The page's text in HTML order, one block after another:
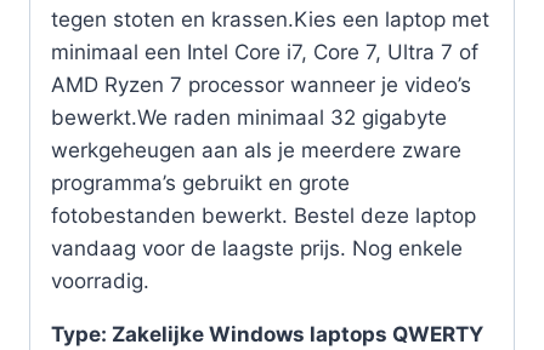
tegen stoten en krassen.Kies een laptop met
minimaal een Intel Core i7, Core 7, Ultra 7 of
AMD Ryzen 7 processor wanneer je video’s
bewerkt.We raden minimaal 32 gigabyte
werkgeheugen aan als je meerdere zware
programma’s gebruikt en grote
fotobestanden bewerkt. Bestel deze laptop
vandaag voor de laagste prijs. Nog enkele
voorradig.
Type: Zakelijke Windows laptops QWERTY